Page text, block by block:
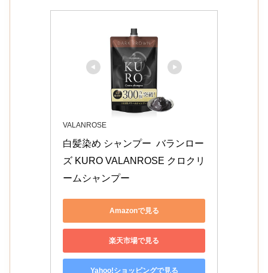
VALANROSE
白髪染め シャンプー  バランロー
ズ KURO VALANROSE クロクリ
ームシャンプー
Amazonで見る
楽天市場で見る
Yahoo!ショッピングで見る